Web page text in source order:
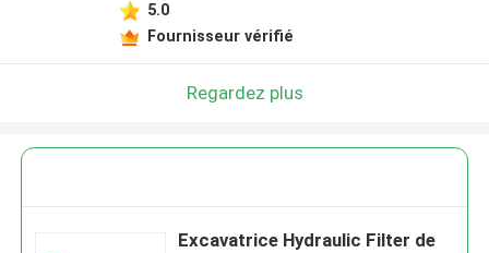
5.0
Fournisseur vérifié
Regardez plus
Excavatrice Hydraulic Filter de